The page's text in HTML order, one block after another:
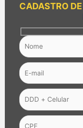
CADASTRO DE